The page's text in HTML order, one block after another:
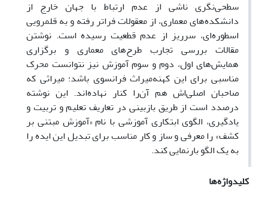
سطحی‌نگری ناشی از عدم ارتباط با جهان خارج از
دانشکده‌های معماری، از معقولات فراتر رفته و به قلمرویی
اسطوره‌ای، سرریز از عدم قطعیت رسیده است. نوشتن
مقالات بررسی تجارب طرح‌های معماری و برگزاری
همایش‌های اول، دوم و سوم آموزش نیز نتوانست محرک
مناسبی برای این کهنه‌میراث فرانسوی باشد؛ میراثی که
صاحبان اصلی‌اش هم آن‌را کنار نهاده‌اند. این نوشته
در‌صدد است از طریق بازبینی در تعاریف تعلیم و تربیت و
یادگیری، الگوی ابتکاری آموزشی با نام «آموزش مبتنی بر
کشف» را معرفی و ساز و کار مناسب برای تبدیل این ایده را
به یک الگو بارنمایی کند.
کلیدواژه‌ها